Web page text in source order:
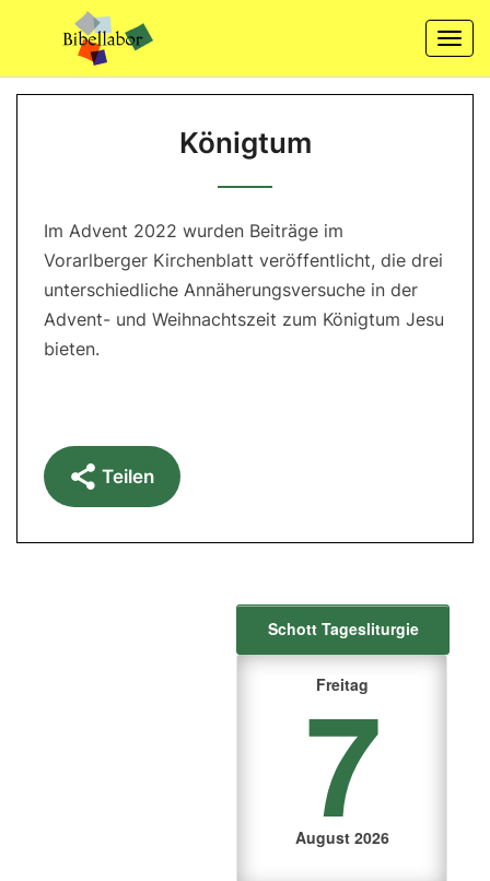
content
Königtum
Im Advent 2022 wurden Beiträge im
Vorarlberger Kirchenblatt veröffentlicht, die drei
unterschiedliche Annäherungsversuche in der
Advent- und Weihnachtszeit zum Königtum Jesu
bieten.
Teilen
Schott Tagesliturgie
Freitag
7
August 2026